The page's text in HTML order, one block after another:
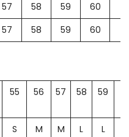
57
58
59
60
57 58 59 60
55 56 57 58 59
S M M L L